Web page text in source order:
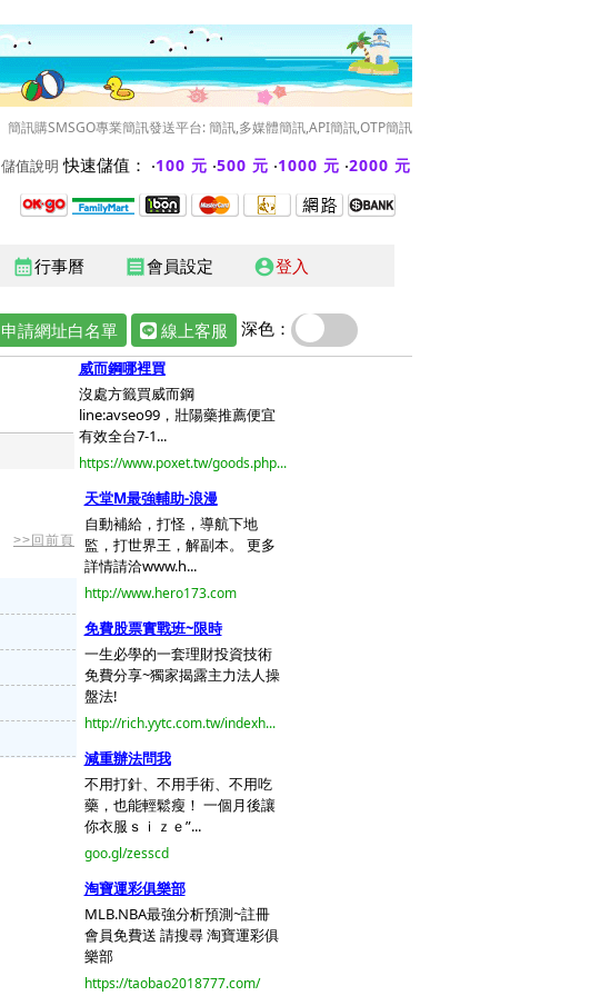
簡訊購SMSGO專業簡訊發送平台: 簡訊,多媒體簡訊,API簡訊,OTP簡訊
儲值說明 快速儲值： ‧100 元 ‧500 元 ‧1000 元 ‧2000 元
calendar_month行事曆 receipt 會員設定 account_circle登入
申請網址白名單 線上客服 深色：
>>回前頁
威而鋼哪裡買
沒處方籤買威而鋼
line:avseo99，壯陽藥推薦便宜
有效全台7-1...
https://www.poxet.tw/goods.php...
天堂M最強輔助-浪漫
自動補給，打怪，導航下地
監，打世界王，解副本。 更多
詳情請洽www.h...
http://www.hero173.com
免費股票實戰班~限時
一生必學的一套理財投資技術
免費分享~獨家揭露主力法人操
盤法!
http://rich.yytc.com.tw/indexh...
減重辦法問我
不用打針、不用手術、不用吃
藥，也能輕鬆瘦！ 一個月後讓
你衣服ｓｉｚｅ”...
goo.gl/zesscd
淘寶運彩俱樂部
MLB.NBA最強分析預測~註冊
會員免費送 請搜尋 淘寶運彩俱
樂部
https://taobao2018777.com/